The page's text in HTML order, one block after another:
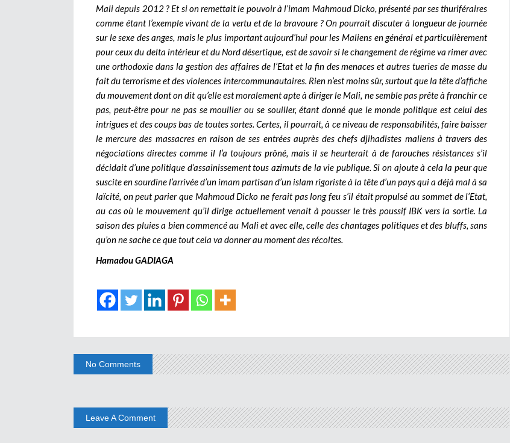
Mali depuis 2012 ? Et si on remettait le pouvoir à l’imam Mahmoud Dicko, présenté par ses thuriféraires
comme étant l’exemple vivant de la vertu et de la bravoure ? On pourrait discuter à longueur de journée
sur le sexe des anges, mais le plus important aujourd’hui pour les Maliens en général et particulièrement
pour ceux du delta intérieur et du Nord désertique, est de savoir si le changement de régime va rimer avec
une orthodoxie dans la gestion des affaires de l’Etat et la fin des menaces et autres tueries de masse du
fait du terrorisme et des violences intercommunautaires. Rien n’est moins sûr, surtout que la tête d’affiche
du mouvement dont on dit qu’elle est moralement apte à diriger le Mali, ne semble pas prête à franchir ce
pas, peut-être pour ne pas se mouiller ou se souiller, étant donné que le monde politique est celui des
intrigues et des coups bas de toutes sortes. Certes, il pourrait, à ce niveau de responsabilités, faire baisser
le mercure des massacres en raison de ses entrées auprès des chefs djihadistes maliens à travers des
négociations directes comme il l’a toujours prôné, mais il se heurterait à de farouches résistances s’il
décidait d’une politique d’assainissement tous azimuts de la vie publique. Si on ajoute à cela la peur que
suscite en sourdine l’arrivée d’un imam partisan d’un islam rigoriste à la tête d’un pays qui a déjà mal à sa
laïcité, on peut parier que Mahmoud Dicko ne ferait pas long feu s’il était propulsé au sommet de l’Etat,
au cas où le mouvement qu’il dirige actuellement venait à pousser le très poussif IBK vers la sortie. La
saison des pluies a bien commencé au Mali et avec elle, celle des chantages politiques et des bluffs, sans
qu’on ne sache ce que tout cela va donner au moment des récoltes.
Hamadou GADIAGA
No Comments
Leave A Comment